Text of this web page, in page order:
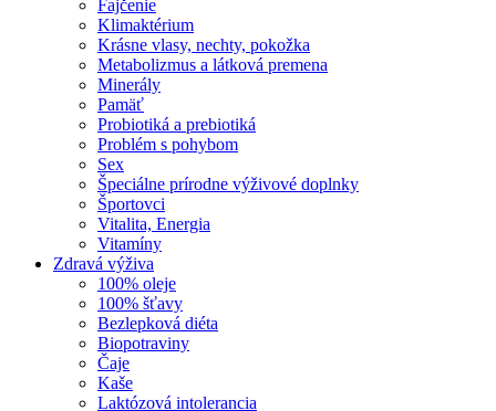
Fajčenie
Klimaktérium
Krásne vlasy, nechty, pokožka
Metabolizmus a látková premena
Minerály
Pamäť
Probiotiká a prebiotiká
Problém s pohybom
Sex
Špeciálne prírodne výživové doplnky
Športovci
Vitalita, Energia
Vitamíny
Zdravá výživa
100% oleje
100% šťavy
Bezlepková diéta
Biopotraviny
Čaje
Kaše
Laktózová intolerancia